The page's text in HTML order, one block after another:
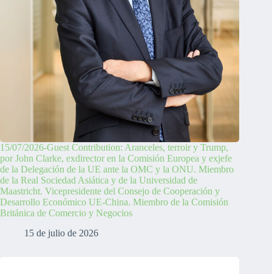
15/07/2026-Guest Contribution: Aranceles, terroir y Trump,
por John Clarke, exdirector en la Comisión Europea y exjefe
de la Delegación de la UE ante la OMC y la ONU. Miembro
de la Real Sociedad Asiática y de la Universidad de
Maastricht. Vicepresidente del Consejo de Cooperación y
Desarrollo Económico UE-China. Miembro de la Comisión
Británica de Comercio y Negocios
15 de julio de 2026